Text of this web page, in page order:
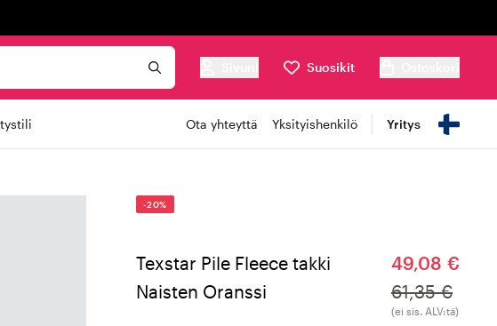
Suosikit
Ota yhteyttä Yksityishenkilö Yritys
-20%
Texstar Pile Fleece takki
Naisten Oranssi
49,08 €
61,35 €
(ei sis. ALV:tä)